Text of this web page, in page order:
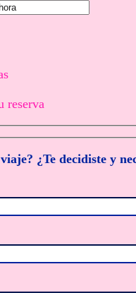
reserva
¿Te decidiste y